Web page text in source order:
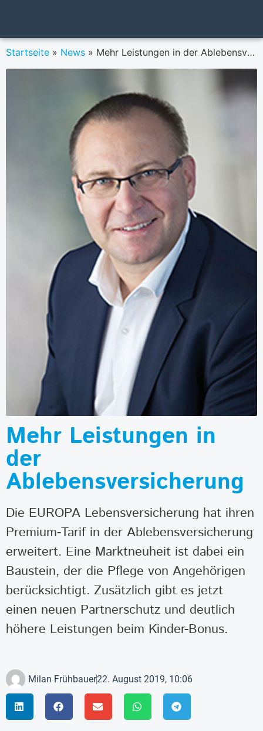
Startseite » News » Mehr Leistungen in der Ablebensversicherung
Mehr Leistungen in
der
Ablebensversicherung
Die EUROPA Lebensversicherung hat ihren
Premium-Tarif in der Ablebensversicherung
erweitert. Eine Marktneuheit ist dabei ein
Baustein, der die Pflege von Angehörigen
berücksichtigt. Zusätzlich gibt es jetzt
einen neuen Partnerschutz und deutlich
höhere Leistungen beim Kinder-Bonus.
Milan Frühbauer22. August 2019, 10:06